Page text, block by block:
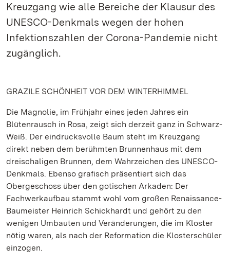
Kreuzgang wie alle Bereiche der Klausur des
UNESCO-Denkmals wegen der hohen
Infektionszahlen der Corona-Pandemie nicht
zugänglich.
GRAZILE SCHÖNHEIT VOR DEM WINTERHIMMEL
Die Magnolie, im Frühjahr eines jeden Jahres ein
Blütenrausch in Rosa, zeigt sich derzeit ganz in Schwarz-
Weiß. Der eindrucksvolle Baum steht im Kreuzgang
direkt neben dem berühmten Brunnenhaus mit dem
dreischaligen Brunnen, dem Wahrzeichen des UNESCO-
Denkmals. Ebenso grafisch präsentiert sich das
Obergeschoss über den gotischen Arkaden: Der
Fachwerkaufbau stammt wohl vom großen Renaissance-
Baumeister Heinrich Schickhardt und gehört zu den
wenigen Umbauten und Veränderungen, die im Kloster
nötig waren, als nach der Reformation die Klosterschüler
einzogen.